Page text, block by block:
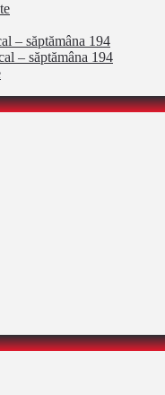
– săptămâna 194
– săptămâna 194